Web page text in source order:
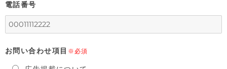
電話番号
お問い合わせ項目 ※必須